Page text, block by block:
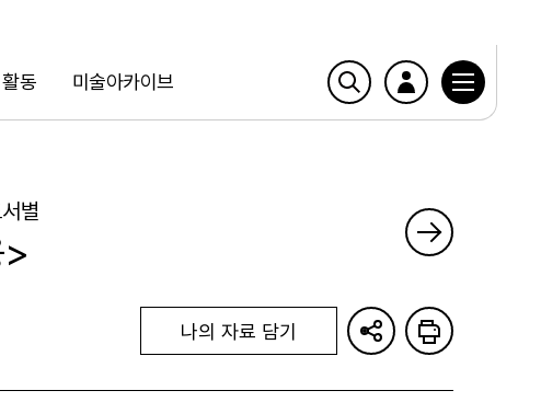
활동 미술아카이브
별
나의 자료 담기